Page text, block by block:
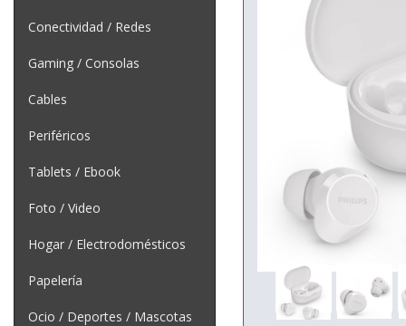
Conectividad / Redes
Gaming / Consolas
Cables
Periféricos
Tablets / Ebook
Foto / Video
Hogar / Electrodomésticos
Papelería
Ocio / Deportes / Mascotas